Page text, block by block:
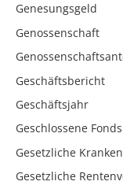
Genesungsgeld
Genossenschaft
Geschäftsbericht
Geschäftsjahr
Geschlossene Fonds
Gesetzliche
Gesetzliche